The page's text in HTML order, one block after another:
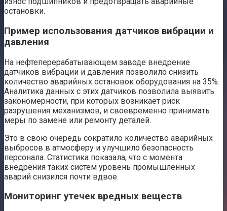
остановки.
Пример использования датчиков вибрации и
давления
На нефтеперерабатывающем заводе внедрение
датчиков вибрации и давления позволило снизить
количество аварийных остановок оборудования на 35%.
Аналитика данных с этих датчиков позволила выявить
закономерности, при которых возникает риск
разрушения механизмов, и своевременно принимать
меры по замене или ремонту деталей.
Это в свою очередь сократило количество аварийных
выбросов в атмосферу и улучшило безопасность
персонала. Статистика показала, что с момента
внедрения таких систем уровень промышленных
аварий снизился почти вдвое.
Мониторинг утечек вредных веществ